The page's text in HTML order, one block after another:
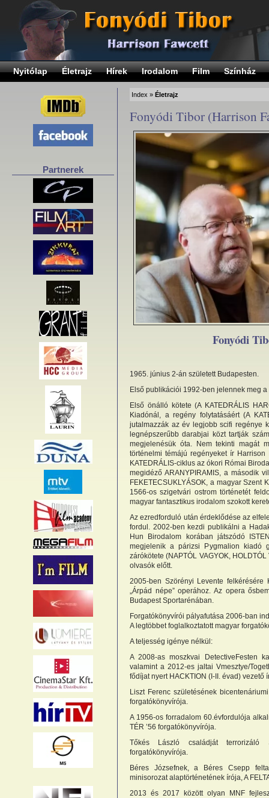
Nyitólap Életrajz Hírek Irodalom Film Színház
Partnerek
Index » Életrajz
Fonyódi Tibor (Harrison
Fonyódi
1965. június 2-án született Budapesten.
Első publikációi 1992-ben jelennek meg
Első önálló kötete (A KATEDRÁLIS
Kiadónál, a regény folytatásáért (A
jutalmazzák az év legjobb scifi regénye
legnépszerűbb darabjai közt tartják
megjelenésük óta. Nem tekinti magát
történelmi témájú regényeket ír
KATEDRÁLIS-ciklus az ókori Római
megidéző ARANYPIRAMIS, a második
FEKETECSUKLYÁSOK, a magyar Szent
1566-os szigetvári ostrom történetét
magyar fantasztikus irodalom szokott
Az ezredforduló után érdeklődése az
fordul. 2002-ben kezdi publikálni a
Hun Birodalom korában játszódó
megjelenik a párizsi Pygmalion kiadó
zárókötete (NAPTÓL VAGYOK,
olvasók előtt.
2005-ben Szörényi Levente
„Árpád népe” operához. Az opera
Budapest Sportarénában.
Forgatókönyvírói pályafutása 2006-ban
A legtöbbet foglalkoztatott magyar
A teljesség igénye nélkül:
A 2008-as moszkvai DetectiveFesten
valamint a 2012-es jaltai Vmesztye/
fődíjat nyert HACKTION (I-II. évad) vezető
Liszt Ferenc születésének
forgatókönyvírója.
A 1956-os forradalom 60.évfordulója
TÉR ’56 forgatókönyvírója.
Tőkés László családját terrorizáló
forgatókönyvírója.
Béres Józsefnek, a Béres Csepp
minisorozat alaptörténetének írója, A
2013 és 2017 között olyan MNF